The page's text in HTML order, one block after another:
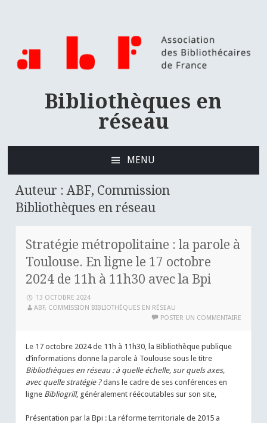
Bibliothèques en
réseau
MENU
CONTENU
PRINCIPAL
Auteur :ABF, Commission
Bibliothèques en réseau
Stratégie métropolitaine : la parole à
Toulouse. En ligne le 17 octobre
2024 de 11h à 11h30 avec la Bpi
13 OCTOBRE 2024
ABF, COMMISSION BIBLIOTHÈQUES EN RÉSEAU
POSTER UN COMMENTAIRE
Le 17 octobre 2024 de 11h à 11h30, la Bibliothèque publique
d’informations donne la parole à Toulouse sous le titre
Bibliothèques en réseau : à quelle échelle, sur quels axes,
avec quelle stratégie ?dans le cadre de ses conférences en
ligne Bibliogrill, généralement réécoutables sur son site,
Présentation par la Bpi : La réforme territoriale de 2015 a